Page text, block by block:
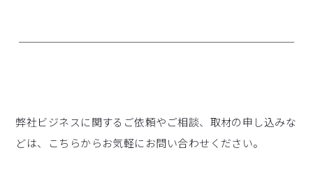
弊社ビジネスに関するご依頼やご相談、取材の申し込みな
どは、こちらからお気軽にお問い合わせください。